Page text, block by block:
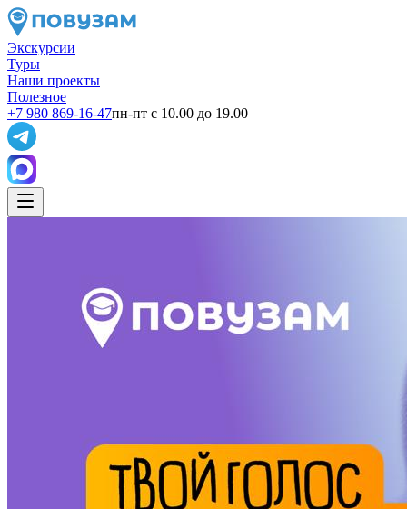
Экскурсии
Туры
Наши проекты
Полезное
+7 980 869-16-47пн-пт с 10.00 до 19.00